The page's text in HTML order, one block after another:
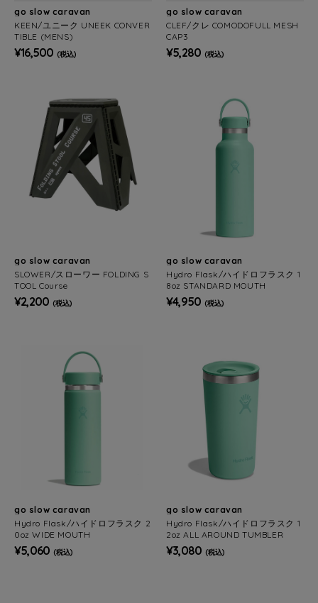
go slow caravan
KEEN/ユニーク UNEEK CONVER
TIBLE (MENS)
¥16,500 (税込)
go slow caravan
CLEF/クレ COMODOFULL MESH
CAP3
¥5,280 (税込)
go slow caravan
SLOWER/スローワー FOLDING S
TOOL Course
¥2,200 (税込)
go slow caravan
Hydro Flask/ハイドロフラスク 1
8oz STANDARD MOUTH
¥4,950 (税込)
go slow caravan
Hydro Flask/ハイドロフラスク 2
0oz WIDE MOUTH
¥5,060 (税込)
go slow caravan
Hydro Flask/ハイドロフラスク 1
2oz ALL AROUND TUMBLER
¥3,080 (税込)